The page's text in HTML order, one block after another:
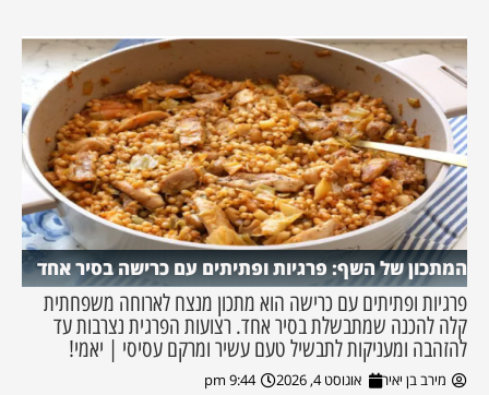
המתכון של השף: פרגיות ופתיתים עם כרישה בסיר אחד
פרגיות ופתיתים עם כרישה הוא מתכון מנצח לארוחה משפחתית
קלה להכנה שמתבשלת בסיר אחד. רצועות הפרגית נצרבות עד
להזהבה ומעניקות לתבשיל טעם עשיר ומרקם עסיסי | יאמי!
מירב בן יאיר אוגוסט 4, 2026 9:44 pm